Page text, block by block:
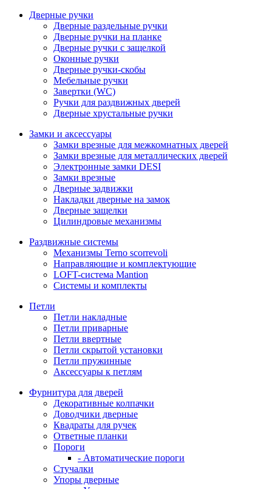
Дверные ручки
Дверные раздельные ручки
Дверные ручки на планке
Дверные ручки с защелкой
Оконные ручки
Дверные ручки-скобы
Мебельные ручки
Завертки (WC)
Ручки для раздвижных дверей
Дверные хрустальные ручки
Замки и аксессуары
Замки врезные для межкомнатных дверей
Замки врезные для металлических дверей
Электронные замки DESI
Замки врезные
Дверные задвижки
Накладки дверные на замок
Дверные защелки
Цилиндровые механизмы
Раздвижные системы
Механизмы Terno scorrevoli
Направляющие и комплектующие
LOFT-cистема Mantion
Системы и комплекты
Петли
Петли накладные
Петли приварные
Петли ввертные
Петли скрытой установки
Петли пружинные
Аксессуары к петлям
Фурнитура для дверей
Декоративные колпачки
Доводчики дверные
Квадраты для ручек
Ответные планки
Пороги
- Автоматические пороги
Стучалки
Упоры дверные